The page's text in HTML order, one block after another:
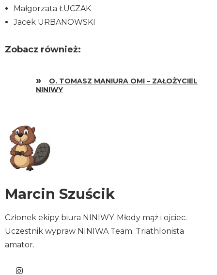
Małgorzata ŁUCZAK
Jacek URBANOWSKI
Zobacz również:
O. TOMASZ MANIURA OMI – ZAŁOŻYCIEL
NINIWY
Marcin Szuścik
Członek ekipy biura NINIWY. Młody mąż i ojciec.
Uczestnik wypraw NINIWA Team. Triathlonista
amator.